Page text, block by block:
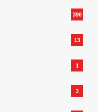
390
13
1
3